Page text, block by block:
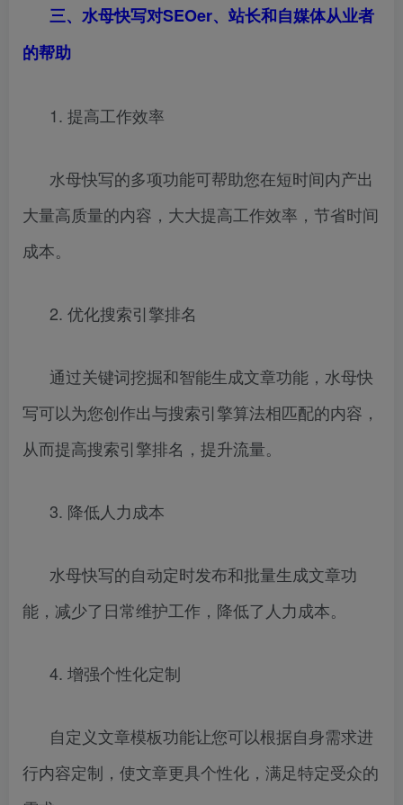
三、水母快写对SEOer、站长和自媒体从业者
的帮助
1. 提高工作效率
水母快写的多项功能可帮助您在短时间内产出
大量高质量的内容，大大提高工作效率，节省时间
成本。
2. 优化搜索引擎排名
通过关键词挖掘和智能生成文章功能，水母快
写可以为您创作出与搜索引擎算法相匹配的内容，
从而提高搜索引擎排名，提升流量。
3. 降低人力成本
水母快写的自动定时发布和批量生成文章功
能，减少了日常维护工作，降低了人力成本。
4. 增强个性化定制
自定义文章模板功能让您可以根据自身需求进
行内容定制，使文章更具个性化，满足特定受众的